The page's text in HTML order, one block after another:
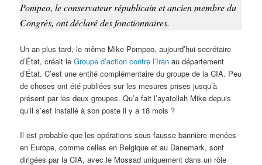
Pompeo, le conservateur républicain et ancien membre du
Congrès, ont déclaré des fonctionnaires.
Un an plus tard, le même Mike Pompeo, aujourd’hui secrétaire
d’État, créait leGroupe d’action contre l’Iran au département
d’État. C’est une entité complémentaire du groupe de la CIA. Peu
de choses ont été publiées sur les mesures prises jusqu’à
présent par les deux groupes. Qu’a fait l’ayatollah Mike depuis
qu’il s’est installé à son poste il y a 18 mois ?
Il est probable que les opérations sous fausse bannière menées
en Europe, comme celles en Belgique et au Danemark, sont
dirigées par la CIA, avec le Mossad uniquement dans un rôle